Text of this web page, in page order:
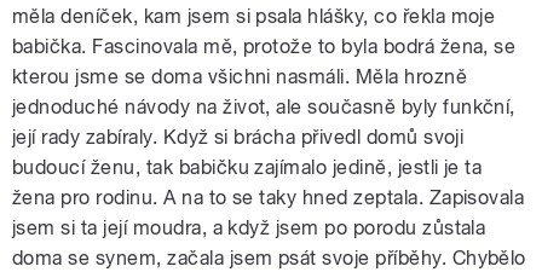
měla deníček, kam jsem si psala hlášky, co řekla moje
babička. Fascinovala mě, protože to byla bodrá žena, se
kterou jsme se doma všichni nasmáli. Měla hrozně
jednoduché návody na život, ale současně byly funkční,
její rady zabíraly. Když si brácha přivedl domů svoji
budoucí ženu, tak babičku zajímalo jedině, jestli je ta
žena pro rodinu. A na to se taky hned zeptala. Zapisovala
jsem si ta její moudra, a když jsem po porodu zůstala
doma se synem, začala jsem psát svoje příběhy. Chybělo